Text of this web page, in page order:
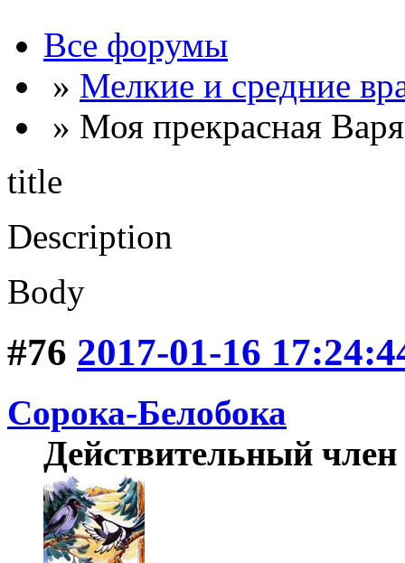
Все форумы
» Мелкие и средние
» Моя прекрасная Варя
title
Description
Body
#76 2017-01-16
Сорока-Белобока
Действительный член